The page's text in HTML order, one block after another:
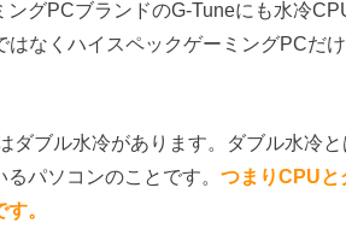
ングPCブランドのG-Tuneにも水冷
はなくハイスペックゲーミングPCだ
ダブル水冷があります。ダブル水冷
パソコンのことです。 つまりCPUと
。